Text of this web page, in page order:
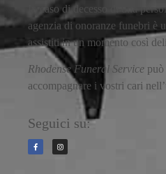
In caso di decesso di una
agenzia di onoranze funebri è
assistiti in un momento così
Rhodense Funeral Service può
accompagnare i vostri cari
Seguici su: